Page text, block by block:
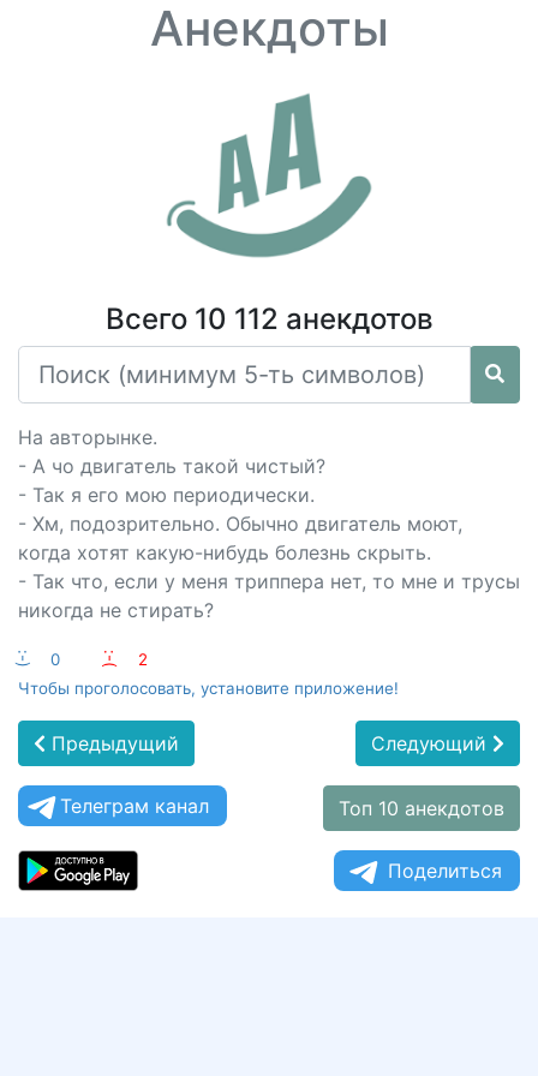
Анекдоты
Всего 10 112 анекдотов
На авторынке.
- А чо двигатель такой чистый?
- Так я его мою периодически.
- Хм, подозрительно. Обычно двигатель моют,
когда хотят какую-нибудь болезнь скрыть.
- Так что, если у меня триппера нет, то мне и трусы
никогда не стирать?
:-) 0 :-(
2
Чтобы проголосовать, установите приложение!
Предыдущий Следующий
Телеграм канал Топ 10 анекдотов
Поделиться